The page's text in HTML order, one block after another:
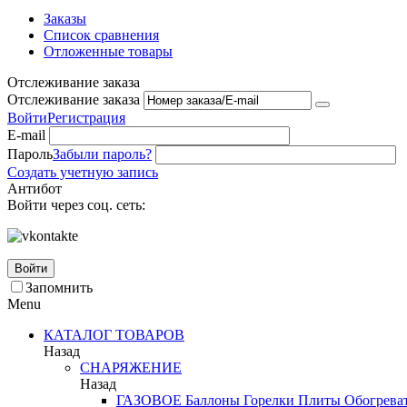
Заказы
Список сравнения
Отложенные товары
Отслеживание заказа
Отслеживание заказа
ВойтиРегистрация
E-mail
ПарольЗабыли пароль?
Создать учетную запись
Антибот
Войти через соц. сеть:
Войти
Запомнить
Menu
КАТАЛОГ ТОВАРОВ
Назад
СНАРЯЖЕНИЕ
Назад
ГАЗОВОЕ Баллоны Горелки Плиты